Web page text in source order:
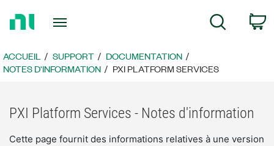
page
d’accueil
ACCUEIL SUPPORT
DOCUMENTATION
NOTES D'INFORMATION
PXI PLATFORM SERVICES
PXI Platform Services - Notes d'information
Cette page fournit des informations relatives à une version